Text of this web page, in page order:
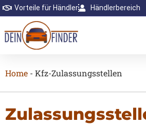
Vorteile für Händler Händlerbereich
Home - Kfz-Zulassungsstellen